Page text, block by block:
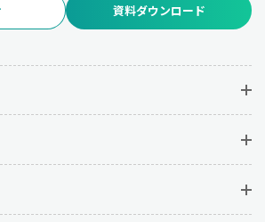
資料ダウンロード